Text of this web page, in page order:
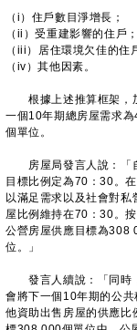
（i）住戶數目淨增長；
（ii）受重建影響的住戶；
（iii）居住環境欠佳的住
（iv）其他因素。
根據上述推算框架，加
一個10年期總房屋需求
個單位。
房屋局發言人說：「自
目標比例定為70：30。
以滿足需求以及社會對
屋比例維持在70：30。
公營房屋供應目標為308
位。」
發言人續說：「同時，
會將下一個10年期的公
他資助出售房屋的供應比